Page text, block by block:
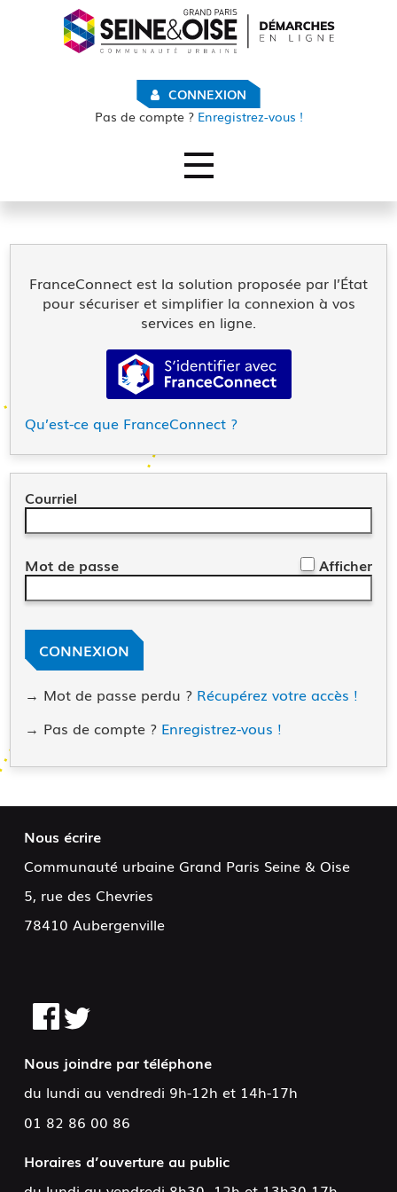
CONNEXION
Pas de compte ?Enregistrez-vous !
Ouvrir le menu
ACCUEIL
SUIVI DES DEMANDES
Comment suivre mes demandes ?
Mes demandes
FranceConnect est la solution proposée par l’État
pour sécuriser et simplifier la connexion à vos
services en ligne.
S’identifier avec
Qu’est-ce que FranceConnect ?
Courriel
*
Mot de passe Afficher
CONNEXION
→ Mot de passe perdu ? Récupérez votre accès !
→ Pas de compte ? Enregistrez-vous !
Nous écrire
Communauté urbaine Grand Paris Seine & Oise
5, rue des Chevries
78410 Aubergenville
Nous joindre par téléphone
du lundi au vendredi 9h-12h et 14h-17h
01 82 86 00 86
Horaires d’ouverture au public